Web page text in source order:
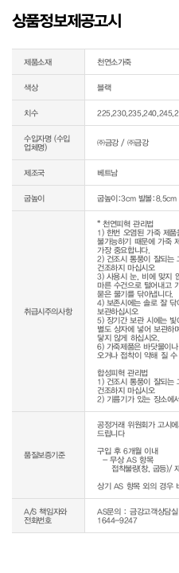
상품정보제공고시
제품소재 천연소가죽
색상 블랙
치수
수입자명 (수입
업체명)
㈜금강 / ㈜금강
제조국 베트남
굽높이 굽높이:3cm 발볼
취급시주의사항
* 천연피혁 관리법
1) 한번 오염된 가죽 제품
불가능하기 때문에 가죽
가장 중요합니다.
2) 건조시 통풍이 잘되는
건조하지 마십시오
3) 사용시 눈, 비에 맞지
마른 수건으로 털어내고
묻은 물기를 닦아냅니다.
4) 보존시에는 솔로 잘 닦
보관하십시오
5) 장기간 보관 시에는
별도 상자에 넣어 보관하
닿지 않게 하십시오.
6) 가죽제품은 바닷물이
오거나 접착이 약해 질 수
합성피혁 관리법
1) 건조시 통풍이 잘되는
건조하지 마십시오
품질보증기준
공정거래 위원회가 고시
드립니다
구입 후 6개월 이내
  - 무상 AS 항목
상기 AS 항목 외의 경우
A/S 책임자와
전화번호
AS문의 : 금강고객상담
1644-9247